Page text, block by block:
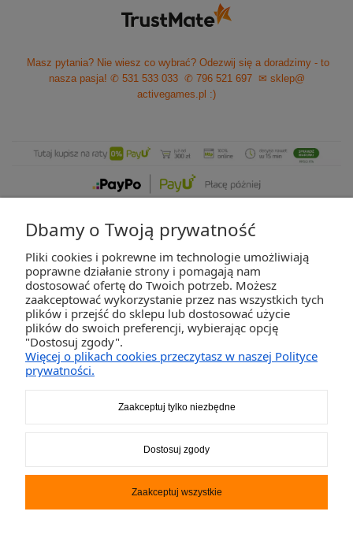
Masz pytania? Nie wiesz co wybrać? Odezwij się a doradzimy - to
nasza pasja! ✆ 531 533 033 ✆ 796 521 697
✉ sklep@
activegames.pl :)
ZAKUPY
POMOC
2K-Invest Sp. j. Ul. Św. Wojciecha 60, 41-922 Radzionków, śląskie NIP: 645-241-94-
Dbamy o Twoją prywatność
Pliki cookies i pokrewne im technologie umożliwiają
poprawne działanie strony i pomagają nam
dostosować ofertę do Twoich potrzeb. Możesz
zaakceptować wykorzystanie przez nas wszystkich tych
plików i przejść do sklepu lub dostosować użycie
plików do swoich preferencji, wybierając opcję
"Dostosuj zgody".
Więcej o plikach cookies przeczytasz w naszej Polityce
prywatności.
Zaakceptuj tylko niezbędne
Dostosuj zgody
Zaakceptuj wszystkie